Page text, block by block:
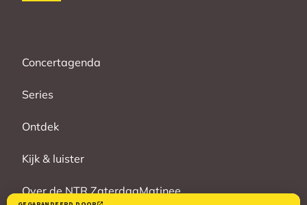
Concertagenda
Series
Ontdek
Kijk & luister
Over de NTR ZaterdagMatinee